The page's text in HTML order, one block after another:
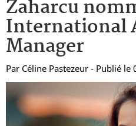
Zaharcu
International
Manager
Par Céline Pastezeur - Publié le